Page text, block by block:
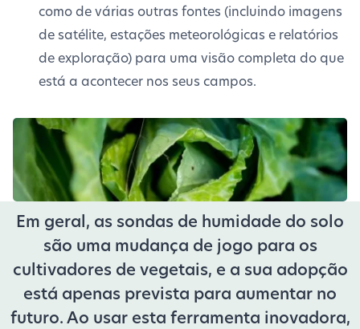
como de várias outras fontes (incluindo imagens
de satélite, estações meteorológicas e relatórios
de exploração) para uma visão completa do que
está a acontecer nos seus campos.
Em geral, as sondas de humidade do solo
são uma mudança de jogo para os
cultivadores de vegetais, e a sua adopção
está apenas prevista para aumentar no
futuro. Ao usar esta ferramenta inovadora,